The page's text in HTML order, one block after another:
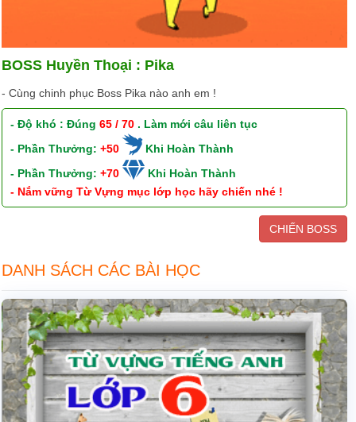
BOSS Huyền Thoại : Pika
- Cùng chinh phục Boss Pika nào anh em !
- Độ khó : Đúng65 / 70 . Làm mới câu liên tục
- Phần Thưởng:+50
Khi Hoàn Thành
- Phần Thưởng:+70
Khi Hoàn Thành
- Nắm vững Từ Vựng mục lớp học hãy chiến nhé !
CHIẾN BOSS
DANH SÁCH CÁC BÀI HỌC